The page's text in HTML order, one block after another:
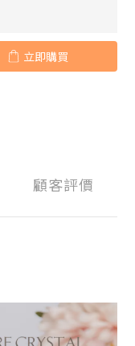
立即購買
顧客評價